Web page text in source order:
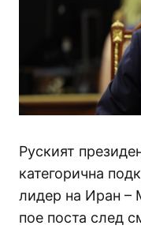
Руският
категорична
лидер на Иран –
пое поста след